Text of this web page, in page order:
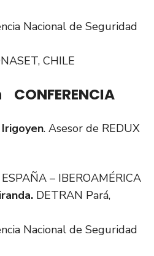
Nacional de Seguridad
CHILE
CONFERENCIA
. Asesor de REDUX
– IBEROAMÉRICA
DETRAN Pará,
Nacional de Seguridad